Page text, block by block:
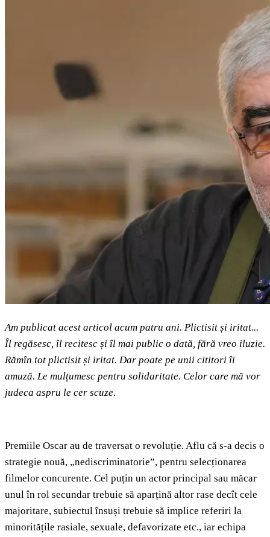
Am publicat acest articol acum patru ani. Plictisit și iritat...
Îl regăsesc, îl recitesc și îl mai public o dată, fără vreo iluzie.
Rămîn tot plictisit și iritat. Dar poate pe unii cititori îi
amuză. Le mulțumesc pentru solidaritate. Celor care mă vor
judeca aspru le cer scuze.
Premiile Oscar au de traversat o revoluție. Aflu că s-a decis o
strategie nouă, „nediscriminatorie”, pentru selecționarea
filmelor concurente. Cel puțin un actor principal sau măcar
unul în rol secundar trebuie să aparțină altor rase decît cele
majoritare, subiectul însuși trebuie să implice referiri la
minoritățile rasiale, sexuale, defavorizate etc., iar echipa